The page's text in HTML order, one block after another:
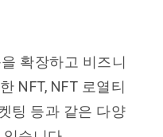
확장하고 비즈니
NFT, NFT 로열티
팅 등과 같은 다양